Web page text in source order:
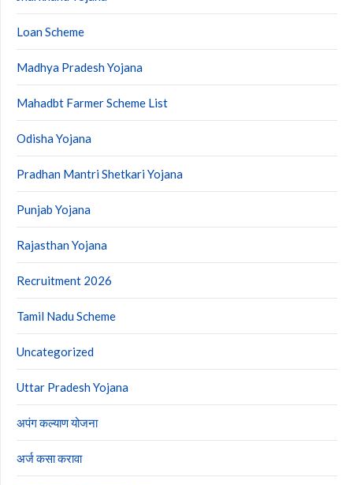
Loan Scheme
Madhya Pradesh Yojana
Mahadbt Farmer Scheme List
Odisha Yojana
Pradhan Mantri Shetkari Yojana
Punjab Yojana
Rajasthan Yojana
Recruitment 2026
Tamil Nadu Scheme
Uncategorized
Uttar Pradesh Yojana
अपंग कल्याण योजना
अर्ज कसा करावा